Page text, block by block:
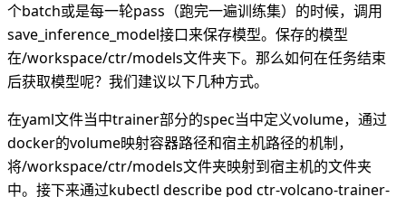
个batch或是每一轮pass（跑完一遍训练集）的时候，调用
save_inference_model接口来保存模型。保存的模型
在/workspace/ctr/models文件夹下。那么如何在任务结束
后获取模型呢？我们建议以下几种方式。
在yaml文件当中trainer部分的spec当中定义volume，通过
docker的volume映射容器路径和宿主机路径的机制，
将/workspace/ctr/models文件夹映射到宿主机的文件夹
中。接下来通过kubectl describe pod ctr-volcano-trainer-